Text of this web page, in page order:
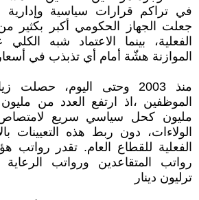
في تراكم قرارات سياسية
جعلت الجهاز الحكومي أكبر بكثير من
الفعلية، بينما الاعتماد شبه
الموازنة هشّة أمام أي تذبذب في
منذ 2003 وحتى اليوم، حصلت
مليون كحل سياسي سريع
الولاءات، دون ربط هذه التعيينات
الفعلية للقطاع العام. تقدر رواتب
ترليون دينار